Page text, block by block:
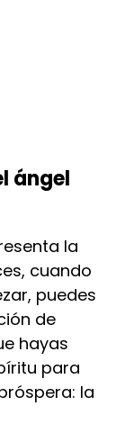
ángel
la
cuando
puedes
de
hayas
para
la